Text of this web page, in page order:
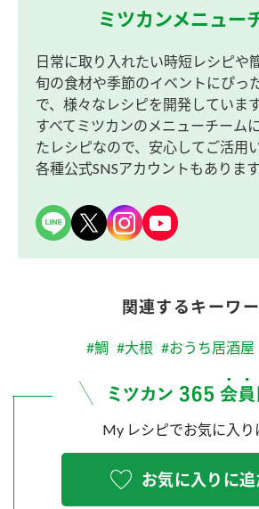
ミツカンメニュー
日常に取り入れたい時短レシピや
旬の食材や季節のイベントにぴっ
で、様々なレシピを開発しています
すべてミツカンのメニューチーム
たレシピなので、安心してご活用
各種公式SNSアカウントもあります
関連するキーワ
#鯛 #大根 #おうち居酒屋
My レシピでお気に入り
お気に入りに追